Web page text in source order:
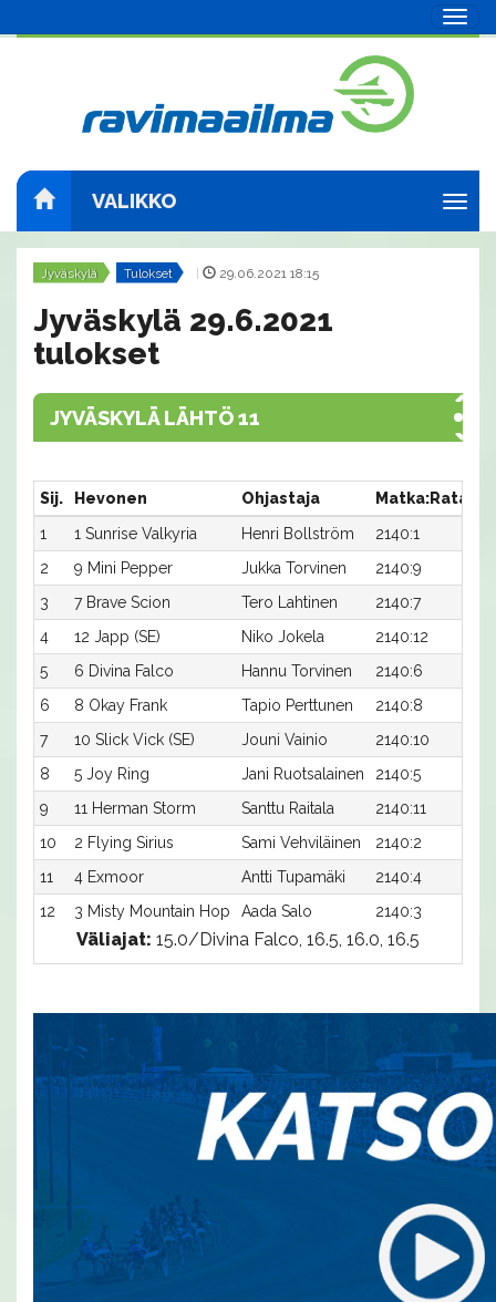
VALIKKO
Jyväskylä Tulokset 29.06.2021 18:15
Jyväskylä 29.6.2021
tulokset
JYVÄSKYLÄ LÄHTÖ 11
Sij. Hevonen Ohjastaja Matka:Rata
1
1 Sunrise Valkyria Henri Bollström 2140:1
2
9 Mini Pepper Jukka Torvinen 2140:9
3
7 Brave Scion Tero Lahtinen 2140:7
4
12 Japp (SE) Niko Jokela 2140:12
5
6 Divina Falco Hannu Torvinen 2140:6
6
8 Okay Frank Tapio Perttunen 2140:8
7
10 Slick Vick (SE) Jouni Vainio 2140:10
8
5 Joy Ring Jani Ruotsalainen 2140:5
9
11 Herman Storm Santtu Raitala 2140:11
10
2 Flying Sirius Sami Vehviläinen 2140:2
11
4 Exmoor Antti Tupamäki 2140:4
12
3 Misty Mountain Hop Aada Salo 2140:3
Väliajat: 15.0/Divina Falco, 16.5, 16.0, 16.5